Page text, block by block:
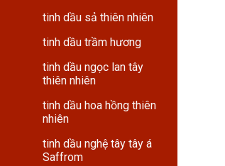
tinh dầu sả thiên nhiên
tinh dầu trầm hương
tinh dầu ngọc lan tây
thiên nhiên
tinh dầu hoa hồng thiên
nhiên
tinh dầu nghệ tây tây á
Saffrom